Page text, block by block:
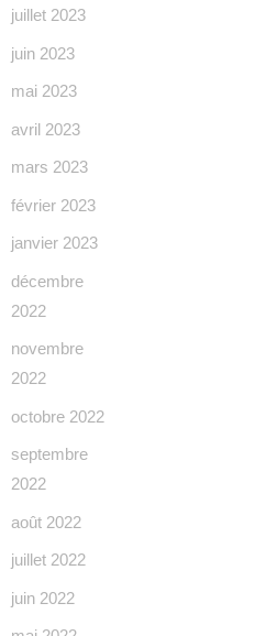
juillet 2023
juin 2023
mai 2023
avril 2023
mars 2023
février 2023
janvier 2023
décembre
2022
novembre
2022
octobre 2022
septembre
2022
août 2022
juillet 2022
juin 2022